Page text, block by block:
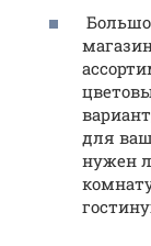
для
нужен